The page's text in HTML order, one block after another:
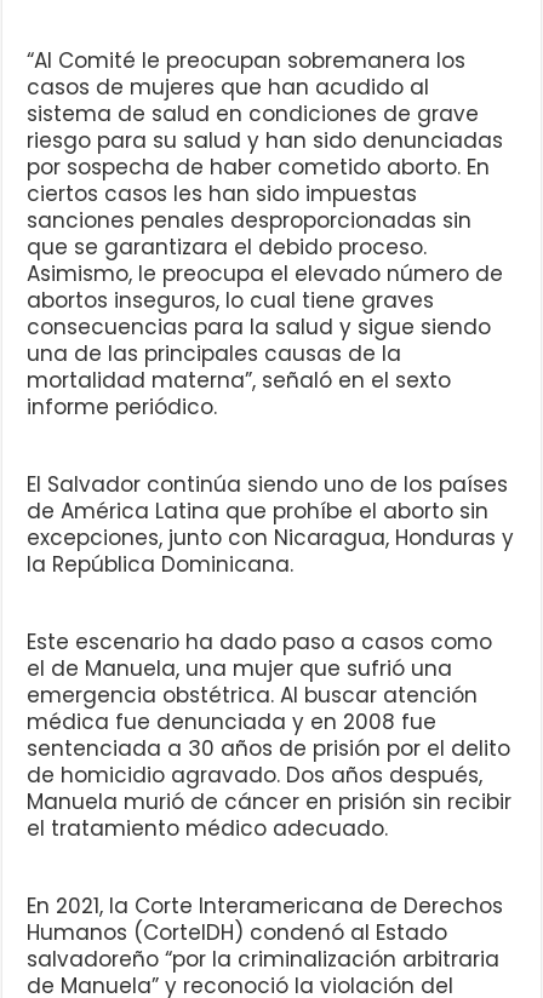
“Al Comité le preocupan sobremanera los
casos de mujeres que han acudido al
sistema de salud en condiciones de grave
riesgo para su salud y han sido denunciadas
por sospecha de haber cometido aborto. En
ciertos casos les han sido impuestas
sanciones penales desproporcionadas sin
que se garantizara el debido proceso.
Asimismo, le preocupa el elevado número de
abortos inseguros, lo cual tiene graves
consecuencias para la salud y sigue siendo
una de las principales causas de la
mortalidad materna”, señaló en el sexto
informe periódico.
El Salvador continúa siendo uno de los países
de América Latina que prohíbe el aborto sin
excepciones, junto con Nicaragua, Honduras y
la República Dominicana.
Este escenario ha dado paso a casos como
el de Manuela, una mujer que sufrió una
emergencia obstétrica. Al buscar atención
médica fue denunciada y en 2008 fue
sentenciada a 30 años de prisión por el delito
de homicidio agravado. Dos años después,
Manuela murió de cáncer en prisión sin recibir
el tratamiento médico adecuado.
En 2021, la Corte Interamericana de Derechos
Humanos (CorteIDH) condenó al Estado
salvadoreño “por la criminalización arbitraria
de Manuela” y reconoció la violación del